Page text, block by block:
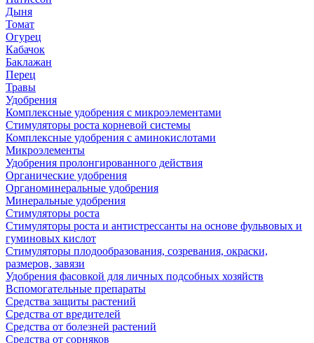
Дыня
Томат
Огурец
Кабачок
Баклажан
Перец
Травы
Удобрения
Комплексные удобрения с микроэлементами
Стимуляторы роста корневой системы
Комплексные удобрения с аминокислотами
Микроэлементы
Удобрения пролонгированного действия
Органические удобрения
Органоминеральные удобрения
Минеральные удобрения
Стимуляторы роста
Стимуляторы роста и антистрессанты на основе фульвовых и
гуминовых кислот
Стимуляторы плодообразования, созревания, окраски,
размеров, завязи
Удобрения фасовкой для личных подсобных хозяйств
Вспомогательные препараты
Средства защиты растений
Средства от вредителей
Средства от болезней растений
Средства от сорняков